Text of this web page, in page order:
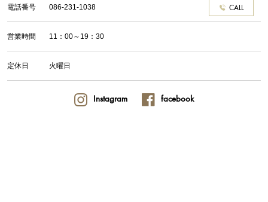
電話番号 086-231-1038 CALL
営業時間 11：00～19：30
定休日 火曜日
Instagram facebook